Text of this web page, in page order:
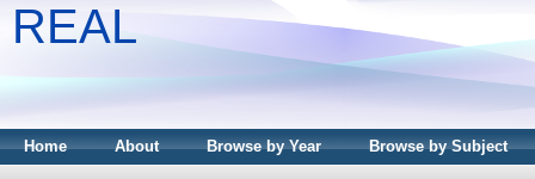
REAL
Home About Browse by Year Browse by Subject